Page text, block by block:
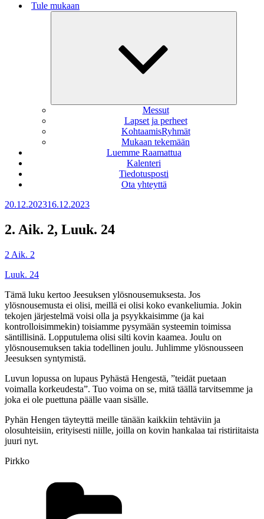
Tule mukaan
Messut
Lapset ja perheet
KohtaamisRyhmät
Mukaan tekemään
Luemme Raamattua
Kalenteri
Tiedotusposti
Ota yhteyttä
Julkaistu
20.12.202316.12.2023
2. Aik. 2, Luuk. 24
2 Aik. 2
Luuk. 24
Tämä luku kertoo Jeesuksen ylösnousemuksesta. Jos
ylösnousemusta ei olisi, meillä ei olisi koko evankeliumia. Jokin
tekojen järjestelmä voisi olla ja psyykkaisimme (ja kai
kontrolloisimmekin) toisiamme pysymään systeemin toimissa
säntillisinä. Lopputulema olisi silti kovin kaamea. Joulu on
ylösnousemuksen takia todellinen joulu. Juhlimme ylösnousseen
Jeesuksen syntymistä.
Luvun lopussa on lupaus Pyhästä Hengestä, ”teidät puetaan
voimalla korkeudesta”. Tuo voima on se, mitä täällä tarvitsemme ja
joka ei ole puettuna päälle vaan sisälle.
Pyhän Hengen täyteyttä meille tänään kaikkiin tehtäviin ja
olosuhteisiin, erityisesti niille, joilla on kovin hankalaa tai ristiriitaista
juuri nyt.
Pirkko